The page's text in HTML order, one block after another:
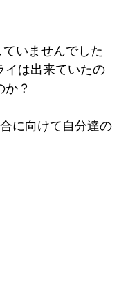
いませんでした
イは出来ていたの
？
に向けて自分達の